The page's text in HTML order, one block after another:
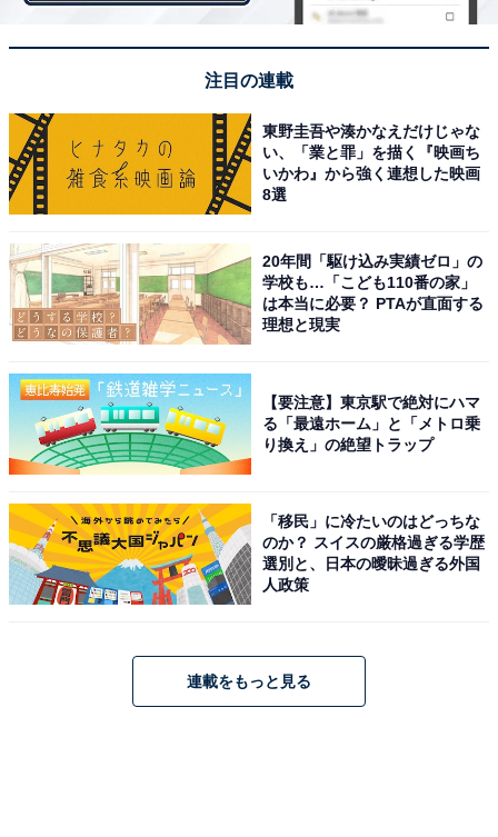
注目の連載
東野圭吾や湊かなえだけじゃな
い、「業と罪」を描く『映画ち
いかわ』から強く連想した映画
8選
20年間「駆け込み実績ゼロ」の
学校も…「こども110番の家」
は本当に必要？ PTAが直面する
理想と現実
【要注意】東京駅で絶対にハマ
る「最遠ホーム」と「メトロ乗
り換え」の絶望トラップ
「移民」に冷たいのはどっちな
のか？ スイスの厳格過ぎる学歴
選別と、日本の曖昧過ぎる外国
人政策
連載をもっと見る